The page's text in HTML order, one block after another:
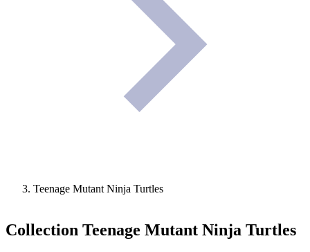
Teenage Mutant Ninja Turtles
Collection Teenage Mutant Ninja Turtles